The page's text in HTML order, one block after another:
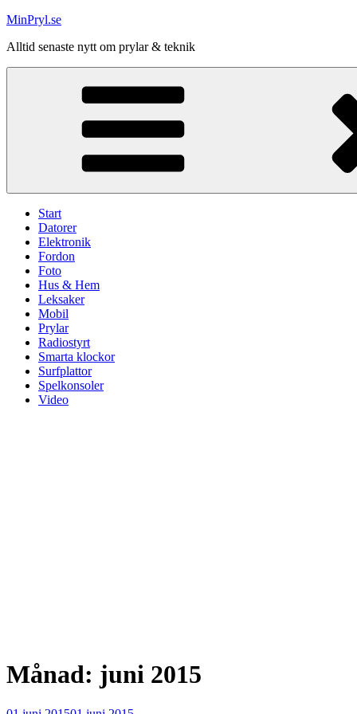
Hoppa
innehåll
MinPryl.se
Alltid senaste nytt om prylar & teknik
Start
Datorer
Elektronik
Fordon
Foto
Hus & Hem
Leksaker
Mobil
Prylar
Radiostyrt
Smarta klockor
Surfplattor
Spelkonsoler
Video
Månad: juni 2015